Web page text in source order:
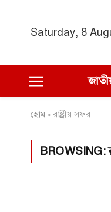
Saturday, 8
হোম» রাষ্ট্রীয় সফর
BROWSING: